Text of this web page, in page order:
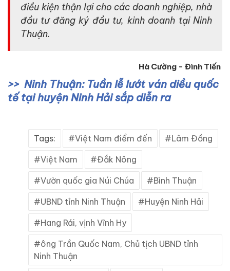
điều kiện thận lợi cho các doanh nghiệp, nhà
đầu tư đăng ký đầu tư, kinh doanh tại Ninh
Thuận.
Hà Cường - Đình Tiến
Ninh Thuận: Tuần lễ lướt ván diều quốc
tế tại huyện Ninh Hải sắp diễn ra
Tags: Việt Nam điểm đến Lâm Đồng
Việt Nam Đắk Nông
Vườn quốc gia Núi Chúa Bình Thuận
UBND tỉnh Ninh Thuận Huyện Ninh Hải
Hang Rái, vịnh Vĩnh Hy
ông Trần Quốc Nam, Chủ tịch UBND tỉnh
Ninh Thuận